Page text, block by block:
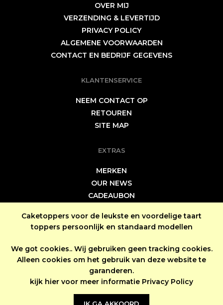
Caketoppers voor de leukste en voordelige taart
toppers persoonlijk en standaard modellen
We got cookies.. Wij gebruiken geen tracking cookies.
Alleen cookies om het gebruik van deze website te
garanderen.
kijk hier voor meer informatie Privacy Policy
OVER MIJ
VERZENDING & LEVERTIJD
PRIVACY POLICY
ALGEMENE VOORWAARDEN
CONTACT EN BEDRIJF GEGEVENS
KLANTENSERVICE
NEEM CONTACT OP
RETOUREN
SITE MAP
EXTRAS
MERKEN
OUR NEWS
CADEAUBON
MIJN ACCOUNT
MIJN ACCOUNT
BESTEL HISTORIE
NIEUWSBRIEF